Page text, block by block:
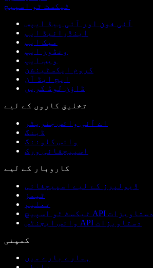
ٹیکسٹ ٹو اسپیچ
آئی فون اور آئی پیڈ ایپس
اینڈرائیڈ ایپ
میک ایپ
ونڈوز ایپ
ویب ایپ
کروم ایکسٹینشن
ایج ایڈ آن
ڈاؤن لوڈ کریں
تخلیق کاروں کے لیے
اے آئی وائس جنریٹر
ڈبنگ
وائس کلوننگ
اسپیچفائی ورک
کاروبار کے لیے
ڈیولپرز کے لیے اسپیچفائی
ٹیمز
تعلیم
ٹیکسٹ ٹو اسپیچ API دستاویزات
وائس ایجنٹس API دستاویزات
کمپنی
ہمارے بارے میں